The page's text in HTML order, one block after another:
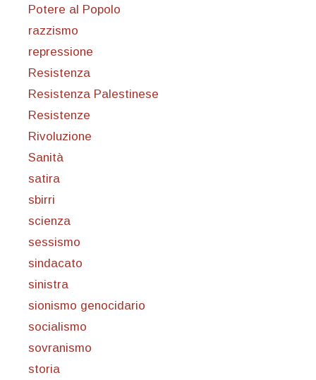
Potere al Popolo
razzismo
repressione
Resistenza
Resistenza Palestinese
Resistenze
Rivoluzione
Sanità
satira
sbirri
scienza
sessismo
sindacato
sinistra
sionismo genocidario
socialismo
sovranismo
storia